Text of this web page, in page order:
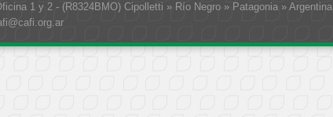
1 y 2 - (R8324BMO) Cipolletti » Río Negro » Patagonia » Argentina